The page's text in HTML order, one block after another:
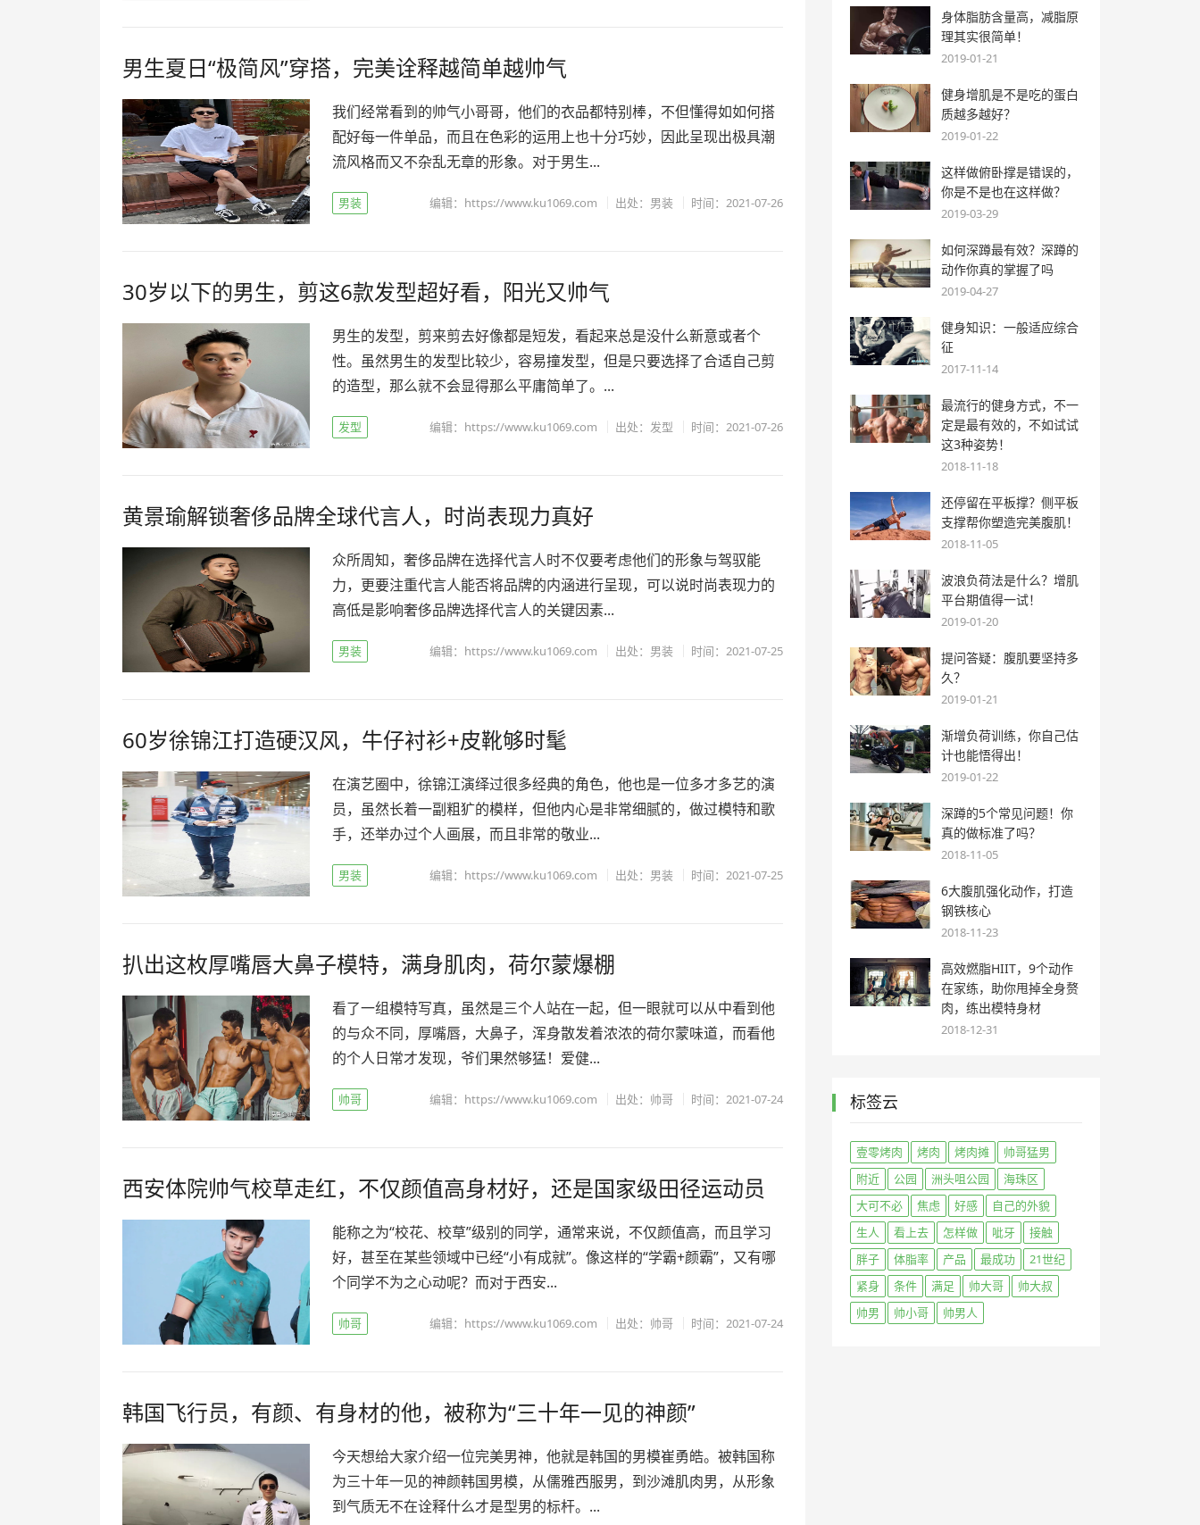
男生夏日“极简风”穿搭，完美诠释越简单越帅气
我们经常看到的帅气小哥哥，他们的衣品都特别棒，不但懂得如如何搭
配好每一件单品，而且在色彩的运用上也十分巧妙，因此呈现出极具潮
流风格而又不杂乱无章的形象。对于男生...
男装 编辑：https://www.ku1069.com 出处： 男装 时间：2021-07-26
30岁以下的男生，剪这6款发型超好看，阳光又帅气
男生的发型，剪来剪去好像都是短发，看起来总是没什么新意或者个
性。虽然男生的发型比较少，容易撞发型，但是只要选择了合适自己剪
的造型，那么就不会显得那么平庸简单了。...
发型 编辑：https://www.ku1069.com 出处： 发型 时间：2021-07-26
黄景瑜解锁奢侈品牌全球代言人，时尚表现力真好
众所周知，奢侈品牌在选择代言人时不仅要考虑他们的形象与驾驭能
力，更要注重代言人能否将品牌的内涵进行呈现，可以说时尚表现力的
高低是影响奢侈品牌选择代言人的关键因素...
男装 编辑：https://www.ku1069.com 出处： 男装 时间：2021-07-25
60岁徐锦江打造硬汉风，牛仔衬衫+皮靴够时髦
在演艺圈中，徐锦江演绎过很多经典的角色，他也是一位多才多艺的演
员，虽然长着一副粗犷的模样，但他内心是非常细腻的，做过模特和歌
手，还举办过个人画展，而且非常的敬业...
男装 编辑：https://www.ku1069.com 出处： 男装 时间：2021-07-25
扒出这枚厚嘴唇大鼻子模特，满身肌肉，荷尔蒙爆棚
看了一组模特写真，虽然是三个人站在一起，但一眼就可以从中看到他
的与众不同，厚嘴唇，大鼻子，浑身散发着浓浓的荷尔蒙味道，而看他
的个人日常才发现，爷们果然够猛！爱健...
帅哥 编辑：https://www.ku1069.com 出处： 帅哥 时间：2021-07-24
西安体院帅气校草走红，不仅颜值高身材好，还是国家级田径运动员
能称之为“校花、校草”级别的同学，通常来说，不仅颜值高，而且学习
好，甚至在某些领域中已经“小有成就”。像这样的“学霸+颜霸”，又有哪
个同学不为之心动呢？而对于西安...
帅哥 编辑：https://www.ku1069.com 出处： 帅哥 时间：2021-07-24
韩国飞行员，有颜、有身材的他，被称为“三十年一见的神颜”
今天想给大家介绍一位完美男神，他就是韩国的男模崔勇皓。被韩国称
为三十年一见的神颜韩国男模，从儒雅西服男，到沙滩肌肉男，从形象
到气质无不在诠释什么才是型男的标杆。...
身体脂肪含量高，减脂原
理其实很简单！
2019-01-21
健身增肌是不是吃的蛋白
质越多越好？
2019-01-22
这样做俯卧撑是错误的，
你是不是也在这样做？
2019-03-29
如何深蹲最有效？深蹲的
动作你真的掌握了吗
2019-04-27
健身知识：一般适应综合
征
2017-11-14
最流行的健身方式，不一
定是最有效的，不如试试
这3种姿势！
2018-11-18
还停留在平板撑？侧平板
支撑帮你塑造完美腹肌！
2018-11-05
波浪负荷法是什么？增肌
平台期值得一试！
2019-01-20
提问答疑：腹肌要坚持多
久？
2019-01-21
渐增负荷训练，你自己估
计也能悟得出！
2019-01-22
深蹲的5个常见问题！你
真的做标准了吗？
2018-11-05
6大腹肌强化动作，打造
钢铁核心
2018-11-23
高效燃脂HIIT，9个动作
在家练，助你甩掉全身赘
肉，练出模特身材
2018-12-31
标签云
壹零烤肉 烤肉 烤肉摊
帅哥猛男
附近
公园 洲头咀公园
海珠区
大可不必
焦虑 好感
自己的外貌
生人
看上去 怎样做 呲牙
接触
胖子
体脂率 产品 最成功
21世纪
紧身
条件 满足 帅大哥
帅大叔
帅男
帅小哥 帅男人